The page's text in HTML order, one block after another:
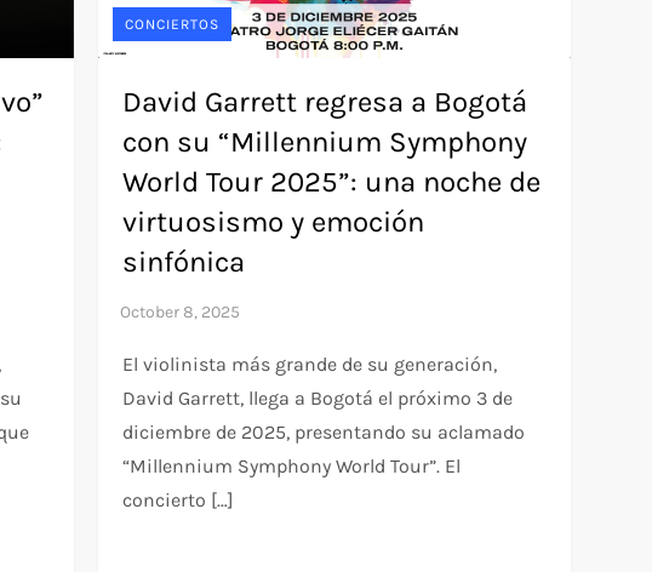
CONCIERTOS
David Garrett regresa a Bogotá
con su “Millennium Symphony
World Tour 2025”: una noche de
virtuosismo y emoción
sinfónica
El violinista más grande de su generación,
David Garrett, llega a Bogotá el próximo 3 de
diciembre de 2025, presentando su aclamado
“Millennium Symphony World Tour”. El
concierto […]